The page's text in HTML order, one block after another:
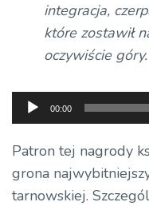
integracja,
które zostawił
oczywiście góry.
Odtwarzacz
plików
dźwiękowych
00:00
Patron tej nagrody
grona
tarnowskiej.